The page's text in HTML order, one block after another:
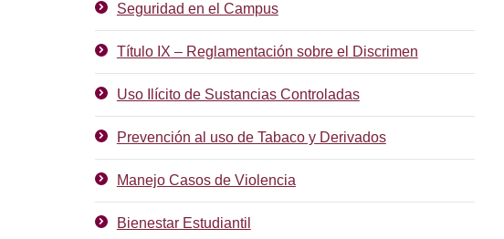
Seguridad en el Campus
Título IX – Reglamentación sobre el Discrimen
Uso Ilícito de Sustancias Controladas
Prevención al uso de Tabaco y Derivados
Manejo Casos de Violencia
Bienestar Estudiantil